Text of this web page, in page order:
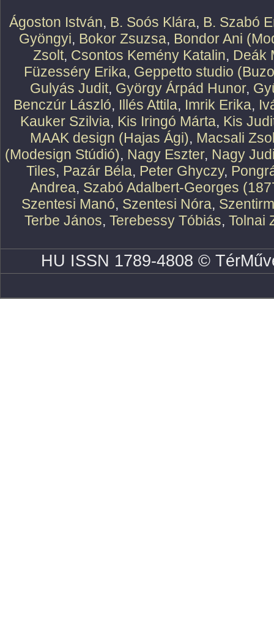
Ágoston István, B. Soós Klára, B. Szabó
Gyöngyi, Bokor Zsuzsa, Bondor Ani
Zsolt, Csontos Kemény Katalin, Deák
Füzesséry Erika, Geppetto studio
Gulyás Judit, György Árpád Hunor,
Benczúr László, Illés Attila, Imrik Erika,
Kauker Szilvia, Kis Iringó Márta, Kis
MAAK design (Hajas Ági), Macsali
(Modesign Stúdió), Nagy Eszter, Nagy
Tiles, Pazár Béla, Peter Ghyczy,
Andrea, Szabó Adalbert-Georges
Szentesi Manó, Szentesi Nóra,
Terbe János, Terebessy Tóbiás, Tolnai
HU ISSN 1789-4808 ©